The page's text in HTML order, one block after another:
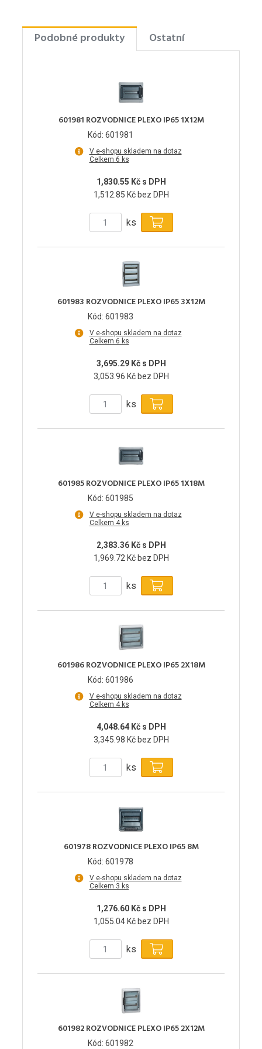
Podobné produkty Ostatní
601981 ROZVODNICE PLEXO IP65 1X12M
Kód: 601981
V e-shopu skladem na dotaz
Celkem 6 ks
1,830.55 Kč s DPH
1,512.85 Kč bez DPH
ks
601983 ROZVODNICE PLEXO IP65 3X12M
Kód: 601983
V e-shopu skladem na dotaz
Celkem 6 ks
3,695.29 Kč s DPH
3,053.96 Kč bez DPH
ks
601985 ROZVODNICE PLEXO IP65 1X18M
Kód: 601985
V e-shopu skladem na dotaz
Celkem 4 ks
2,383.36 Kč s DPH
1,969.72 Kč bez DPH
ks
601986 ROZVODNICE PLEXO IP65 2X18M
Kód: 601986
V e-shopu skladem na dotaz
Celkem 4 ks
4,048.64 Kč s DPH
3,345.98 Kč bez DPH
ks
601978 ROZVODNICE PLEXO IP65 8M
Kód: 601978
V e-shopu skladem na dotaz
Celkem 3 ks
1,276.60 Kč s DPH
1,055.04 Kč bez DPH
ks
601982 ROZVODNICE PLEXO IP65 2X12M
Kód: 601982